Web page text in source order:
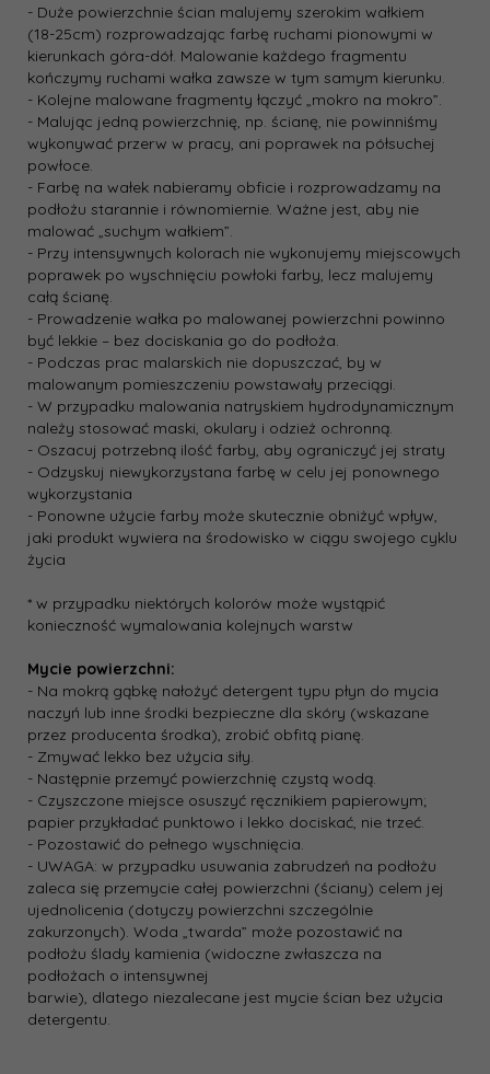
- Duże powierzchnie ścian malujemy szerokim wałkiem
(18­-25cm) rozprowadzając farbę ruchami pionowymi w
kierunkach góra-­dół. Malowanie każdego fragmentu
kończymy ruchami wałka zawsze w tym samym kierunku.
- Kolejne malowane fragmenty łączyć „mokro na mokro”.
- Malując jedną powierzchnię, np. ścianę, nie powinniśmy
wykonywać przerw w pracy, ani poprawek na półsuchej
powłoce.
- Farbę na wałek nabieramy obficie i rozprowadzamy na
podłożu starannie i równomiernie. Ważne jest, aby nie
malować „suchym wałkiem”.
- Przy intensywnych kolorach nie wykonujemy miejscowych
poprawek po wyschnięciu powłoki farby, lecz malujemy
całą ścianę.
- Prowadzenie wałka po malowanej powierzchni powinno
być lekkie – bez dociskania go do podłoża.
- Podczas prac malarskich nie dopuszczać, by w
malowanym pomieszczeniu powstawały przeciągi.
- W przypadku malowania natryskiem hydrodynamicznym
należy stosować maski, okulary i odzież ochronną.
- Oszacuj potrzebną ilość farby, aby ograniczyć jej straty
- Odzyskuj niewykorzystana farbę w celu jej ponownego
wykorzystania
- Ponowne użycie farby może skutecznie obniżyć wpływ,
jaki produkt wywiera na środowisko w ciągu swojego cyklu
życia
* w przypadku niektórych kolorów może wystąpić
konieczność wymalowania kolejnych warstw
Mycie powierzchni:
- Na mokrą gąbkę nałożyć detergent typu płyn do mycia
naczyń lub inne środki bezpieczne dla skóry (wskazane
przez producenta środka), zrobić obfitą pianę.
- Zmywać lekko bez użycia siły.
- Następnie przemyć powierzchnię czystą wodą.
- Czyszczone miejsce osuszyć ręcznikiem papierowym;
papier przykładać punktowo i lekko dociskać, nie trzeć.
- Pozostawić do pełnego wyschnięcia.
- UWAGA: w przypadku usuwania zabrudzeń na podłożu
zaleca się przemycie całej powierzchni (ściany) celem jej
ujednolicenia (dotyczy powierzchni szczególnie
zakurzonych). Woda „twarda” może pozostawić na
podłożu ślady kamienia (widoczne zwłaszcza na
podłożach o intensywnej
barwie), dlatego niezalecane jest mycie ścian bez użycia
detergentu.